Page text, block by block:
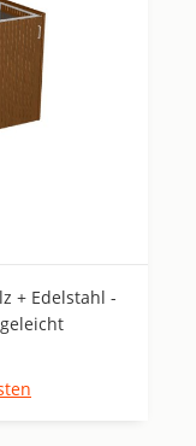
+ Edelstahl -